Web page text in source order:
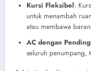
Kursi Fleksibel:
untuk menambah
atau membawa
AC dengan
seluruh penumpang,